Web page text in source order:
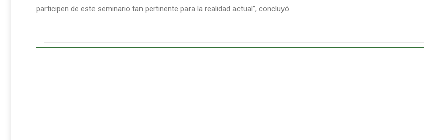
participen de este seminario tan pertinente para la realidad actual”, concluyó.